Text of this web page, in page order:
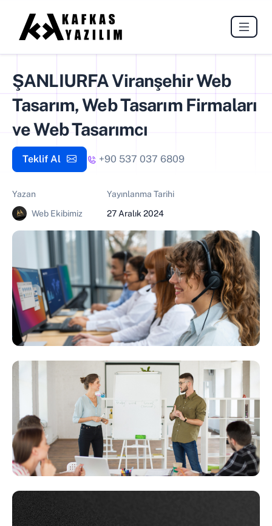
ŞANLIURFA Viranşehir Web
Tasarım, Web Tasarım Firmaları
ve Web Tasarımcı
Teklif Al +90 537 037 6809
Yazan
Web Ekibimiz
Yayınlanma Tarihi
27 Aralık 2024